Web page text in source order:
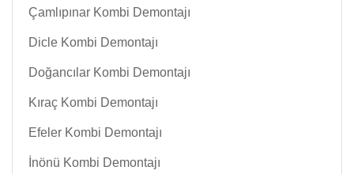
Çamlıpınar Kombi Demontajı
Dicle Kombi Demontajı
Doğancılar Kombi Demontajı
Kıraç Kombi Demontajı
Efeler Kombi Demontajı
İnönü Kombi Demontajı